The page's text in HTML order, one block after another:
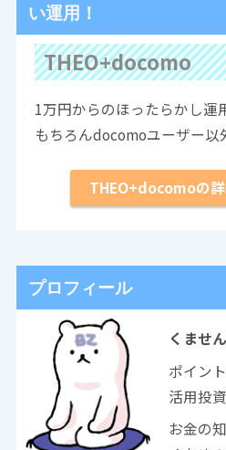
い運用！
THEO+docomo
1万円からのほったらかし運
もちろんdocomoユーザー以
THEO+docomoの
プロフィール
くません
ポイン
活用投資
お金の